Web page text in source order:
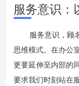
服务意识：
服务意识，顾
思维模式。在办公
更要延伸至内部的
要求我们时刻站在